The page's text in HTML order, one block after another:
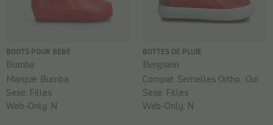
BOOTS POUR BÉBÉ
Bumba
Marque: Bumba
Sexe: Filles
Web-Only: N
BOTTES DE PLUIE
Bergstein
Compat. Semelles Ortho.: Oui
Sexe: Filles
Web-Only: N